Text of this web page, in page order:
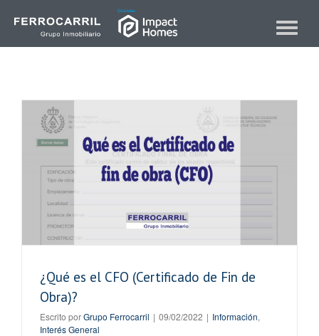
Toggle
¿Qué es el CFO (Certificado de Fin de
Obra)?
Escrito porGrupo Ferrocarril | 09/02/2022 | Información,
Interés General